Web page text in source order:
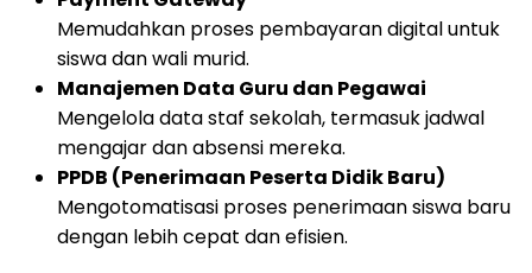
Memudahkan proses pembayaran digital untuk
siswa dan wali murid.
Manajemen Data Guru dan Pegawai
Mengelola data staf sekolah, termasuk jadwal
mengajar dan absensi mereka.
PPDB (Penerimaan Peserta Didik Baru)
Mengotomatisasi proses penerimaan siswa baru
dengan lebih cepat dan efisien.